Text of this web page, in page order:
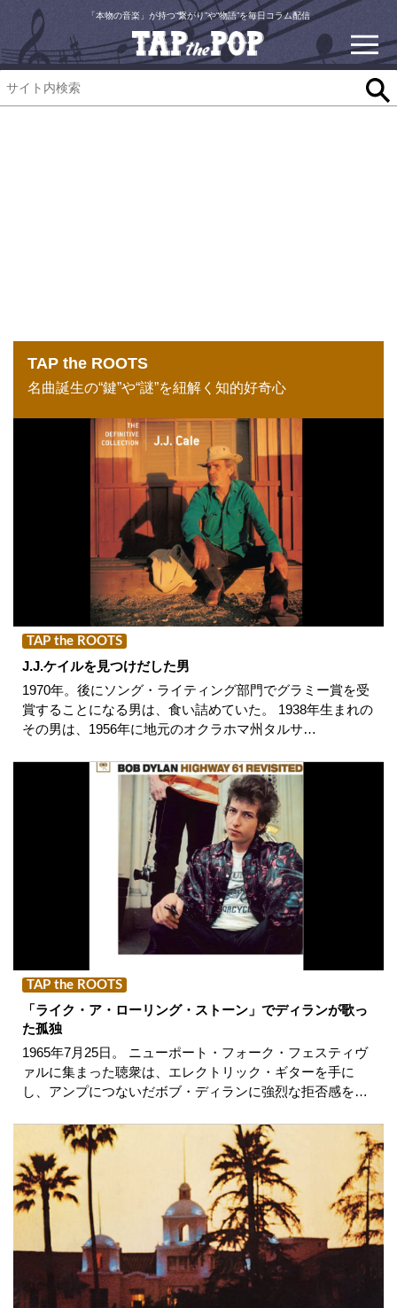
「本物の音楽」が持つ“繋がり”や“物語”を毎日コラム配信
TAP the ROOTS
名曲誕生の“鍵”や“謎”を紐解く知的好奇心
TAP the ROOTS
J.J.ケイルを見つけだした男
1970年。後にソング・ライティング部門でグラミー賞を受
賞することになる男は、食い詰めていた。 1938年生まれの
その男は、1956年に地元のオクラホマ州タルサ…
TAP the ROOTS
「ライク・ア・ローリング・ストーン」でディランが歌っ
た孤独
1965年7月25日。 ニューポート・フォーク・フェスティヴ
ァルに集まった聴衆は、エレクトリック・ギターを手に
し、アンプにつないだボブ・ディランに強烈な拒否感を…